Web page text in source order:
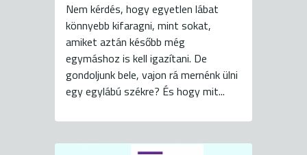
Nem kérdés, hogy egyetlen lábat
könnyebb kifaragni, mint sokat,
amiket aztán később még
egymáshoz is kell igazítani. De
gondoljunk bele, vajon rá mernénk ülni
egy egylábú székre? És hogy mit...